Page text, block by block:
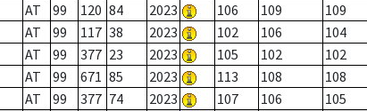
AT 99 120 84 2023 106 109 109
AT 99 117 38 2023 102 106 104
AT 99 377 23 2023 105 102 102
AT 99 671 85 2023 113 108 108
AT 99 377 74 2023 107 106 105